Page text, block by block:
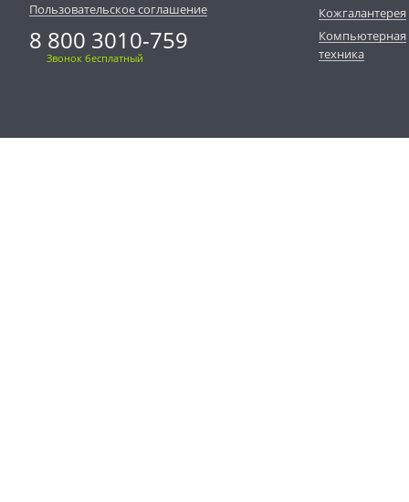
Пользовательское соглашение
8 800 3010-759
Звонок бесплатный
Кожгалантерея
Компьютерная
техника